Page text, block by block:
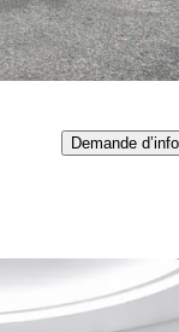
Demande d’info